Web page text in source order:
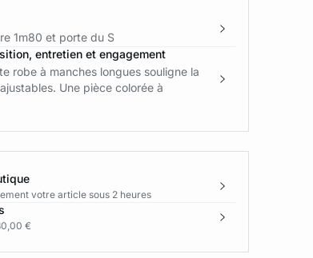
1m80 et porte du S
entretien et engagement
robe à manches longues souligne la
Une pièce colorée à
votre article sous 2 heures
€